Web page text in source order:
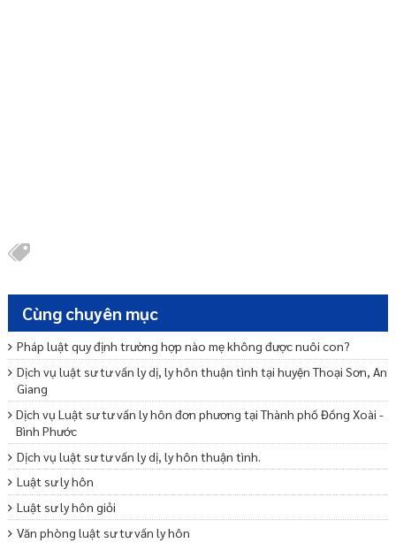
Cùng chuyên mục
Pháp luật quy định trường hợp nào mẹ không được nuôi con?
Dịch vụ luật sư tư vấn ly dị, ly hôn thuận tình tại huyện Thoại Sơn, An
Giang
Dịch vụ Luật sư tư vấn ly hôn đơn phương tại Thành phố Đồng Xoài -
Bình Phước
Dịch vụ luật sư tư vấn ly dị, ly hôn thuận tình.
Luật sư ly hôn
Luật sư ly hôn giỏi
Văn phòng luật sư tư vấn ly hôn